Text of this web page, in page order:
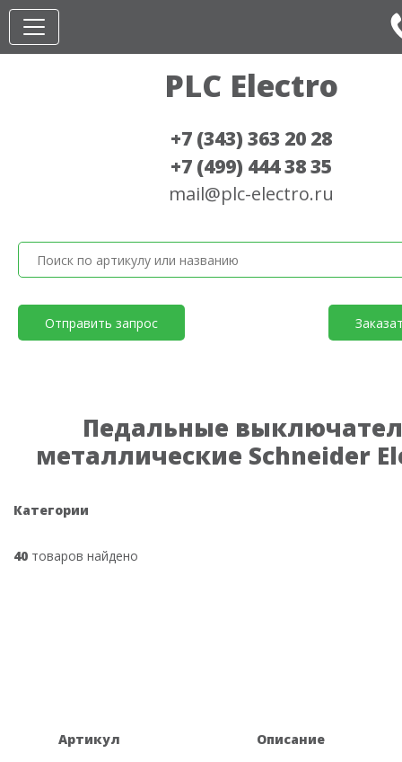
PLC Electro
+7 (343) 363 20 28
+7 (499) 444 38 35
mail@plc-electro.ru
Отправить запрос
Педальные
металлические Schneider
Категории
40 товаров найдено
Артикул Описание